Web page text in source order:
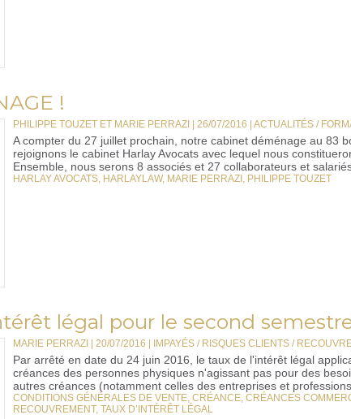
!
PHILIPPE TOUZET ET MARIE PERRAZI | 26/07/2016 ACTUALITÉS /
A compter du 27 juillet prochain, notre cabinet déménage au 83
rejoignons le cabinet Harlay Avocats avec lequel nous
Ensemble, nous serons 8 associés et 27 collaborateurs et
HARLAY AVOCATS, HARLAYLAW, MARIE PERRAZI , PHILIPPE TOUZET
légal pour le second
MARIE PERRAZI | 20/07/2016 IMPAYÉS / RISQUES CLIENTS /
Par arrêté en date du 24 juin 2016, le taux de l'intérêt légal
créances des personnes physiques n'agissant pas pour des
autres créances (notamment celles des entreprises et
CONDITIONS GÉNÉRALES DE VENTE, CRÉANCE, CRÉANCES
RECOUVREMENT, TAUX D’INTÉRÊT LÉGAL